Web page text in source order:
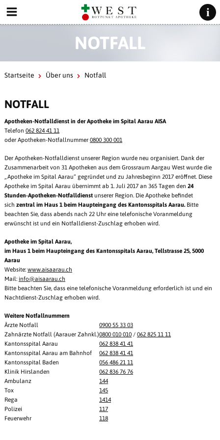
NOTFALL
Startseite Über uns Notfall
NOTFALL
Apotheken-Notfalldienst in der Apotheke im Spital Aarau AISA
Telefon 062 824 41 11
oder Apotheken-Notfallnummer 0800 300 001
Der Apotheken-Notfalldienst unserer Region wurde neu organisiert. Dank der
Zusammenarbeit von 31 Apotheken aus dem Grossraum Aargau West wurde die
„Apotheke im Spital Aarau“ gegründet und zu Jahresbeginn 2017 eröffnet. Diese
Apotheke im Spital Aarau übernimmt ab 1. Juli 2017 an 365 Tagen den 24
Stunden-Apotheken-Notfalldienst unserer Region. Die Apotheke befindet
sich zentral im Haus 1 beim Haupteingang des Kantonsspitals Aarau. Bitte
beachten Sie, dass abends nach 22 Uhr eine telefonische Voranmeldung
erwünscht ist und ein Notfalldienst-Zuschlag erhoben wird.
Apotheke im Spital Aarau,
im Haus 1 beim Haupteingang des Kantonsspitals Aarau, Tellstrasse 25, 5000
Aarau
Website: www.aisaarau.ch
Mail: info@aisaarau.ch
Bitte beachten Sie, dass eine telefonische Voranmeldung erforderlich ist und ein
Nachtdienst-Zuschlag erhoben wird.
Weitere Notfallnummern
Ärzte Notfall
0900 55 33 03
Zahnärzte Notfall (Aarauer Zahnkl.)0800 010 010 / 062 825 11 11
Kantonsspital Aarau
062 838 41 41
Kantonsspital Aarau am Bahnhof
062 838 41 41
Kantonsspital Baden
056 486 21 11
Klinik Hirslanden
062 836 76 76
Ambulanz
144
Tox
145
Rega
1414
Polizei
117
Feuerwehr
118